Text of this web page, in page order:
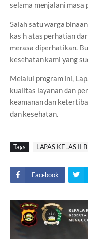
selama menjalani masa
Salah satu warga
kasih atas perhatian
merasa diperhatikan.
kesehatan kami yang
Melalui program ini,
kualitas layanan dan
keamanan dan
dan kesehatan.
Tags LAPAS KELAS II
Facebook